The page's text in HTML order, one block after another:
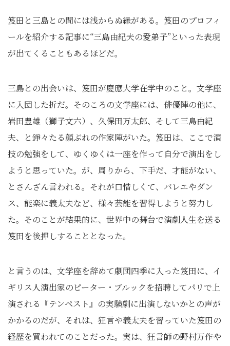
笈田と三島との間には浅からぬ縁がある。笈田のプロフィ
ールを紹介する記事に“三島由紀夫の愛弟子”といった表現
が出てくることもあるほどだ。
三島との出会いは、笈田が慶應大学在学中のこと。文学座
に入団した折だ。そのころの文学座には、俳優陣の他に、
岩田豊雄（獅子文六）、久保田万太郎、そして三島由紀
夫、と錚々たる顔ぶれの作家陣がいた。笈田は、ここで演
技の勉強をして、ゆくゆくは一座を作って自分で演出をし
ようと思っていた。が、周りから、下手だ、才能がない、
とさんざん言われる。それが口惜しくて、バレエやダン
ス、能楽に義太夫など、様々芸能を習得しようと努力し
た。そのことが結果的に、世界中の舞台で演劇人生を送る
笈田を後押しすることとなった。
と言うのは、文学座を辞めて劇団四季に入った笈田に、イ
ギリス人演出家のピーター・ブルックを招聘してパリで上
演される『テンペスト』の実験劇に出演しないかとの声が
かかるのだが、それは、狂言や義太夫を習っていた笈田の
経歴を買われてのことだった。実は、狂言師の野村万作や